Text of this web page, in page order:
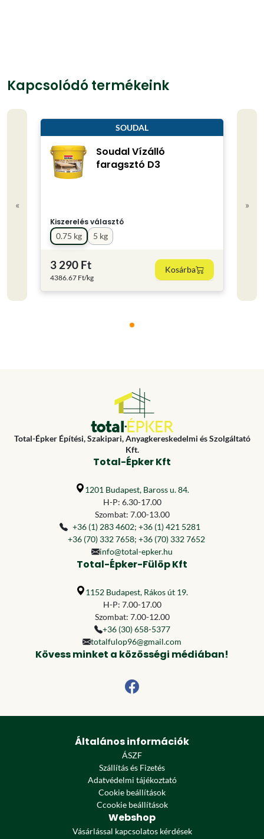
Kapcsolódó termékeink
«
SOUDAL
Soudal Vízálló
faragsztó D3
Kiszerelés választó
0.75 kg
5 kg
3 290 Ft
4386.67 Ft/kg
Kosárba
»
Total-Épker Építési, Szakipari, Anyagkereskedelmi és Szolgáltató
Kft.
Total-Épker Kft
1201 Budapest, Baross u. 84.
H-P: 6.30-17.00
Szombat: 7.00-13.00
+36 (1) 283 4602; +36 (1) 421 5281
+36 (70) 332 7658; +36 (70) 332 7652
info@total-epker.hu
Total-Épker-Fülöp Kft
1152 Budapest, Rákos út 19.
H-P: 7.00-17.00
Szombat: 7.00-12.00
+36 (30) 658-5377
totalfulop96@gmail.com
Kövess minket a közösségi médiában!
Általános információk
ÁSZF
Szállítás és Fizetés
Adatvédelmi tájékoztató
Cookie beállítások
Ccookie beállítások
Webshop
Vásárlással kapcsolatos kérdések